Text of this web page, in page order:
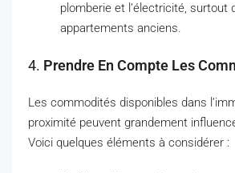
plomberie et l’électricité, surtout
appartements anciens.
4. Prendre En Compte Les
Les commodités disponibles dans
proximité peuvent grandement
Voici quelques éléments à considérer :